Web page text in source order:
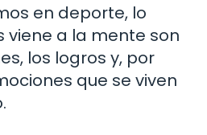
en deporte, lo
viene a la mente son
los logros y, por
que se viven